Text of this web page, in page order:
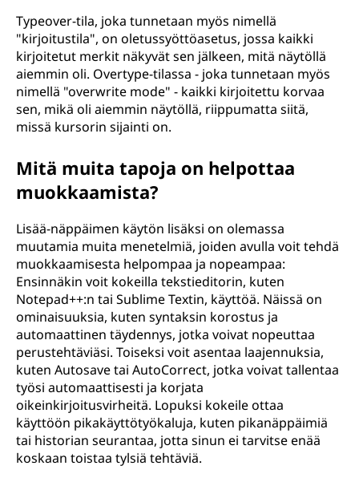
Typeover-tila, joka tunnetaan myös nimellä
"kirjoitustila", on oletussyöttöasetus, jossa kaikki
kirjoitetut merkit näkyvät sen jälkeen, mitä näytöllä
aiemmin oli. Overtype-tilassa - joka tunnetaan myös
nimellä "overwrite mode" - kaikki kirjoitettu korvaa
sen, mikä oli aiemmin näytöllä, riippumatta siitä,
missä kursorin sijainti on.
Mitä muita tapoja on helpottaa
muokkaamista?
Lisää-näppäimen käytön lisäksi on olemassa
muutamia muita menetelmiä, joiden avulla voit tehdä
muokkaamisesta helpompaa ja nopeampaa:
Ensinnäkin voit kokeilla tekstieditorin, kuten
Notepad++:n tai Sublime Textin, käyttöä. Näissä on
ominaisuuksia, kuten syntaksin korostus ja
automaattinen täydennys, jotka voivat nopeuttaa
perustehtäviäsi. Toiseksi voit asentaa laajennuksia,
kuten Autosave tai AutoCorrect, jotka voivat tallentaa
työsi automaattisesti ja korjata
oikeinkirjoitusvirheitä. Lopuksi kokeile ottaa
käyttöön pikakäyttötyökaluja, kuten pikanäppäimiä
tai historian seurantaa, jotta sinun ei tarvitse enää
koskaan toistaa tylsiä tehtäviä.